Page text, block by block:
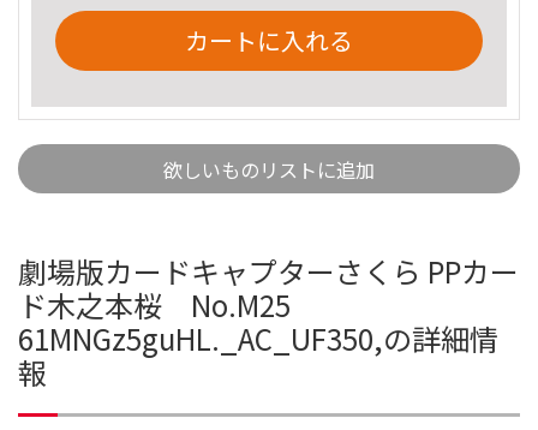
カートに入れる
欲しいものリストに追加
劇場版カードキャプターさくら PPカー
ド木之本桜 No.M25
61MNGz5guHL._AC_UF350,の詳細情
報